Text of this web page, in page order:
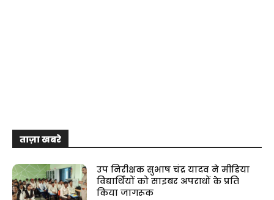
ताज़ा खबरे
उप निरीक्षक सुभाष चंद्र यादव ने मीडिया
विद्यार्थियों को साइबर अपराधों के प्रति
किया जागरूक